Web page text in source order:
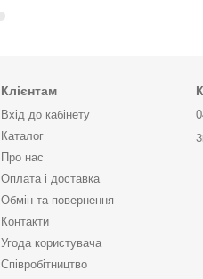
Клієнтам
Вхід до кабінету
Каталог
Про нас
Оплата і доставка
Обмін та повернення
Контакти
Угода користувача
Cпівробітництво